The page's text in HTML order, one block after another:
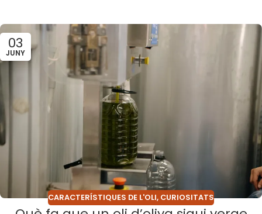
03
JUNY
CARACTERÍSTIQUES DE L'OLI, CURIOSITATS